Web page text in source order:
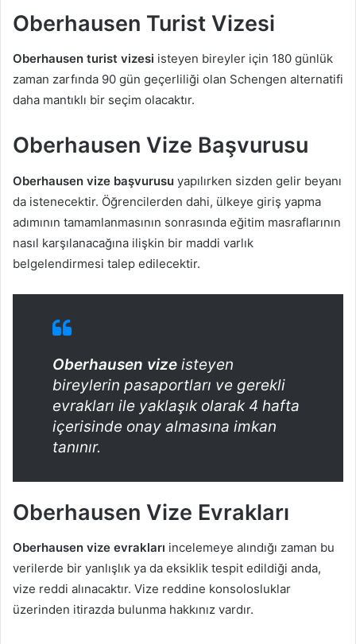
Oberhausen Turist Vizesi
Oberhausen turist vizesi isteyen bireyler için 180 günlük
zaman zarfında 90 gün geçerliliği olan Schengen alternatifi
daha mantıklı bir seçim olacaktır.
Oberhausen Vize Başvurusu
Oberhausen vize başvurusu yapılırken sizden gelir beyanı
da istenecektir. Öğrencilerden dahi, ülkeye giriş yapma
adımının tamamlanmasının sonrasında eğitim masraflarının
nasıl karşılanacağına ilişkin bir maddi varlık
belgelendirmesi talep edilecektir.
Oberhausen vize isteyen
bireylerin pasaportları ve gerekli
evrakları ile yaklaşık olarak 4 hafta
içerisinde onay almasına imkan
tanınır.
Oberhausen Vize Evrakları
Oberhausen vize evrakları incelemeye alındığı zaman bu
verilerde bir yanlışlık ya da eksiklik tespit edildiği anda,
vize reddi alınacaktır. Vize reddine konsolosluklar
üzerinden itirazda bulunma hakkınız vardır.